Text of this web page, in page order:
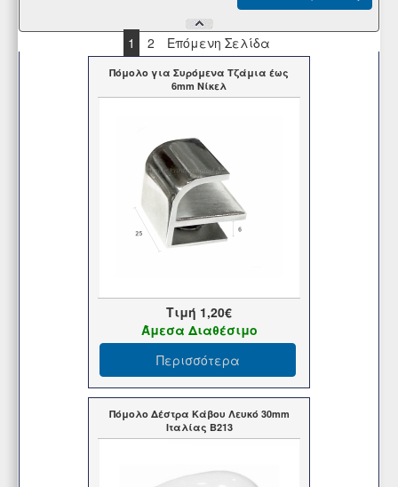
1 2 Επόμενη Σελίδα
Πόμολο για Συρόμενα Τζάμια έως
6mm Νίκελ
Τιμή 1,20€
Άμεσα Διαθέσιμο
Περισσότερα
Πόμολο Δέστρα Κάβου Λευκό 30mm
Ιταλίας B213